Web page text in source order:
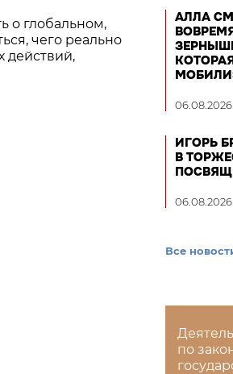
о глобальном,
чего реально
действий,
АЛЛА
06.08.2026
ИГОРЬ
В
06.08.2026
Все
по